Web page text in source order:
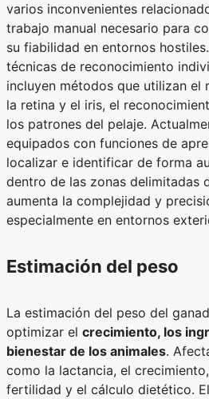
varios inconvenientes
trabajo manual necesario para
su fiabilidad en entornos
técnicas de reconocimiento
incluyen métodos que utilizan el
la retina y el iris, el
los patrones del pelaje.
equipados con funciones de
localizar e identificar de forma
dentro de las zonas delimitadas
aumenta la complejidad y
especialmente en entornos
Estimación del peso
La estimación del peso del
optimizar el crecimiento, los
bienestar de los animales.
como la lactancia, el
fertilidad y el cálculo dietético. El